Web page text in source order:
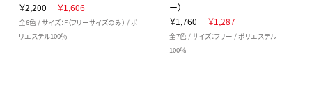
￥2,200
￥1,606
全6色 / サイズ：F（フリーサイズのみ） / ポ
リエステル100％
ー）
￥1,760
￥1,287
全7色 / サイズ：フリー / ポリエステル
100％